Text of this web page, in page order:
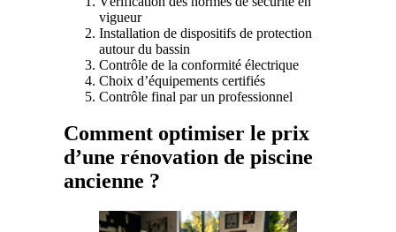
vigueur
Installation de dispositifs de protection
autour du bassin
Contrôle de la conformité électrique
Choix d’équipements certifiés
Contrôle final par un professionnel
Comment optimiser le prix
d’une rénovation de piscine
ancienne ?